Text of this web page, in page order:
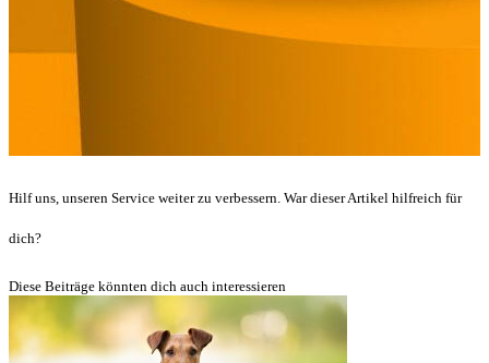
Hilf uns, unseren Service weiter zu verbessern. War dieser Artikel hilfreich für
dich?
Diese Beiträge könnten dich auch interessieren